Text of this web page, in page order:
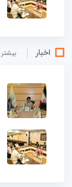
اخبار بيشتر